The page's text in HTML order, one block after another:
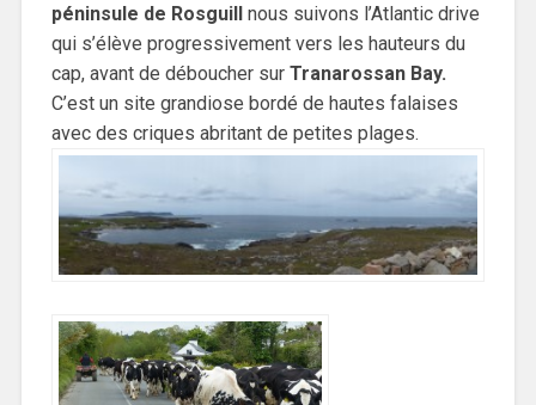
péninsule de Rosguillnous suivons l’Atlantic drive
qui s’élève progressivement vers les hauteurs du
cap, avant de déboucher sur Tranarossan Bay.
C’est un site grandiose bordé de hautes falaises
avec des criques abritant de petites plages.